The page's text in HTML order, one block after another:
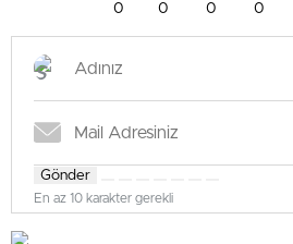
0 0 0 0
Gönder
En az 10 karakter gerekli